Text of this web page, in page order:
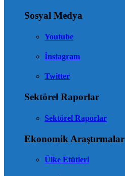
Sosyal Medya
Youtube
İnstagram
Twitter
Sektörel Raporlar
Sektörel Raporlar
Ekonomik Araştırmalar
Ülke Etütleri